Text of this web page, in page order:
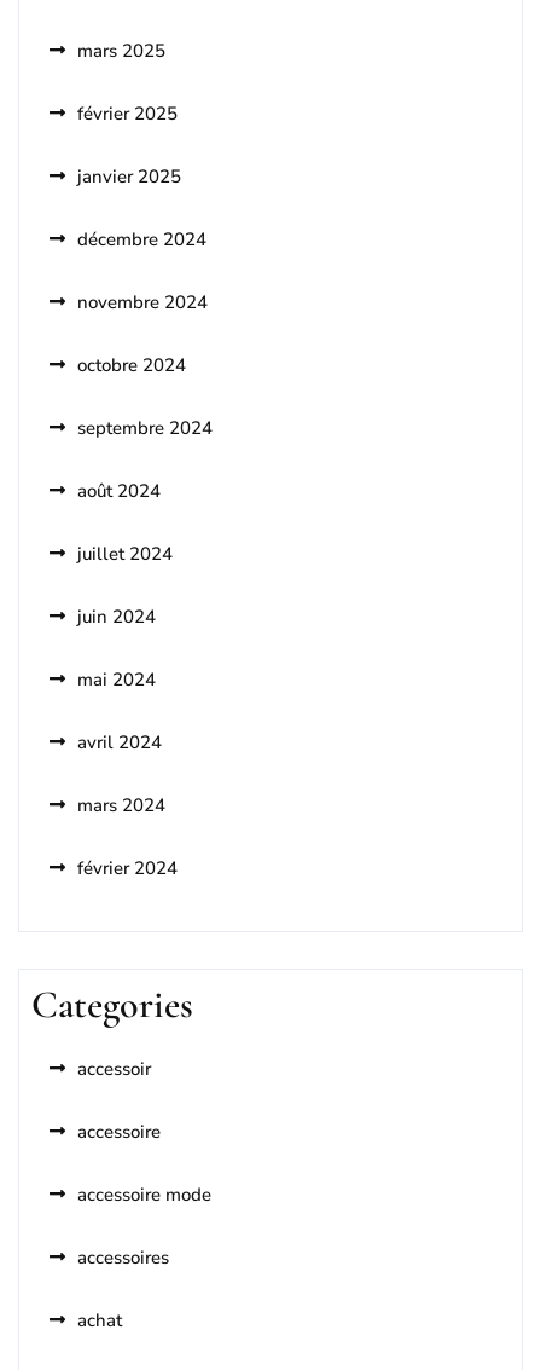
mars 2025
février 2025
janvier 2025
décembre 2024
novembre 2024
octobre 2024
septembre 2024
août 2024
juillet 2024
juin 2024
mai 2024
avril 2024
mars 2024
février 2024
Categories
accessoir
accessoire
accessoire mode
accessoires
achat